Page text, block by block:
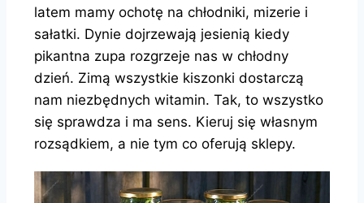
latem mamy ochotę na chłodniki, mizerie i
sałatki. Dynie dojrzewają jesienią kiedy
pikantna zupa rozgrzeje nas w chłodny
dzień. Zimą wszystkie kiszonki dostarczą
nam niezbędnych witamin. Tak, to wszystko
się sprawdza i ma sens. Kieruj się własnym
rozsądkiem, a nie tym co oferują sklepy.